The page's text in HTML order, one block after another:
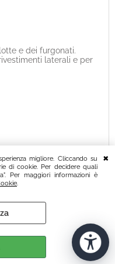
migliore. Cliccando su
di cookie. Per decidere quali
Per maggiori informazioni è
.
e dei furgonati.
laterali e per
- 6 in totale)
Avanti »